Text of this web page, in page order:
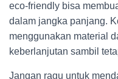
eco-friendly bisa
dalam jangka panjang.
menggunakan material
keberlanjutan sambil
Jangan ragu untuk